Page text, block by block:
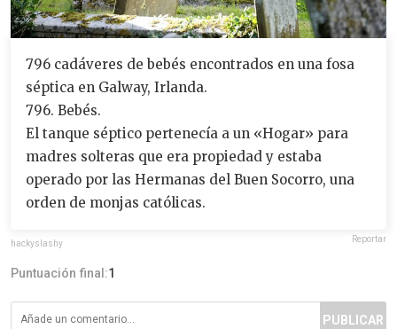
796 cadáveres de bebés encontrados en una fosa
séptica en Galway, Irlanda.
796. Bebés.
El tanque séptico pertenecía a un «Hogar» para
madres solteras que era propiedad y estaba
operado por las Hermanas del Buen Socorro, una
orden de monjas católicas.
hackyslashy Reportar
Puntuación final:1
PUBLICAR